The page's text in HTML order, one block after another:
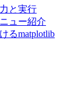
と実行
ュー紹介
るmatplotlib